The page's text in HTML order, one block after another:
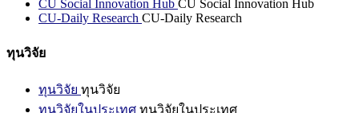
CU Social Innovation Hub CU Social Innovation Hub
CU-Daily Research CU-Daily Research
ทุนวิจัย
ทุนวิจัย ทุนวิจัย
ทุนวิจัยในประเทศ ทุนวิจัยในประเทศ